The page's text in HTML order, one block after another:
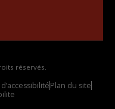
réservés.
Plan du site